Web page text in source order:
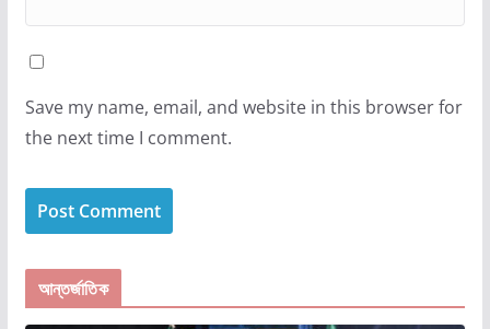
Save my name, email, and website in this browser for
the next time I comment.
আন্তর্জাতিক